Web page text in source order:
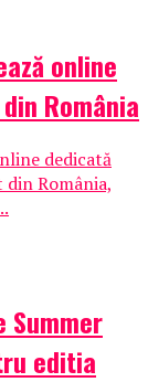
online
România
dedicată
România,
editia